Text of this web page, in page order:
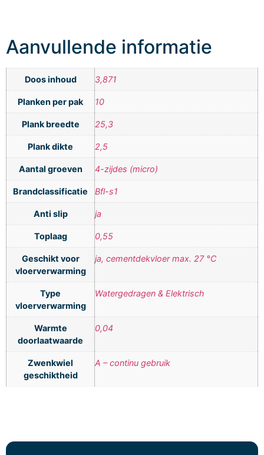
Aanvullende informatie
Doos inhoud 3,871
Planken per pak 10
Plank breedte 25,3
Plank dikte 2,5
Aantal groeven 4-zijdes (micro)
Brandclassificatie Bfl-s1
Anti slip ja
Toplaag 0,55
Geschikt voor
vloerverwarming
ja, cementdekvloer max. 27 °C
Type
vloerverwarming
Watergedragen & Elektrisch
Warmte
doorlaatwaarde
0,04
Zwenkwiel
geschiktheid
A – continu gebruik